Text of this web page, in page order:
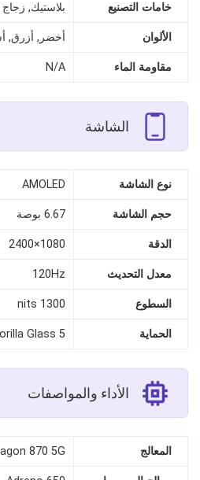
خامات التصنيع بلاستيك, زجاج
الألوان أخضر, أزرق,
مقاومة الماء N/A
الشاشة
نوع الشاشة AMOLED
حجم الشاشة 6.67 بوصة
الدقة 1080×2400
معدل التحديث 120Hz
السطوع 1300 nits
الحماية Glass 5
الأداء والمواصفات
المعالج 870 5G